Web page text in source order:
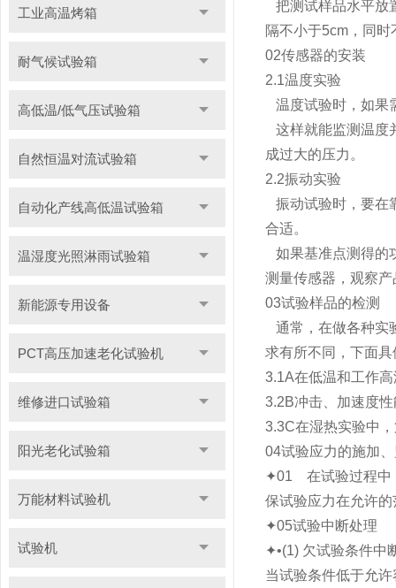
工业高温烤箱
耐气候试验箱
高低温/低气压试验箱
自然恒温对流试验箱
自动化产线高低温试验箱
温湿度光照淋雨试验箱
新能源专用设备
PCT高压加速老化试验机
维修进口试验箱
阳光老化试验箱
万能材料试验机
试验机
把测试样品水平放
隔不小于5cm，同
02传感器的安装
2.1温度实验
温度试验时，如果
这样就能监测温度
成过大的压力。
2.2振动实验
振动试验时，要在
合适。
如果基准点测得的
测量传感器，观察
03试验样品的检测
通常，在做各种实
求有所不同，下面
3.1A在低温和工作
3.2B冲击、加速度
3.3C在湿热实验中
04试验应力的施加
✦01 在试验过程中
保试验应力在允许
✦05试验中断处理
✦•(1) 欠试验条件中
当试验条件低于允